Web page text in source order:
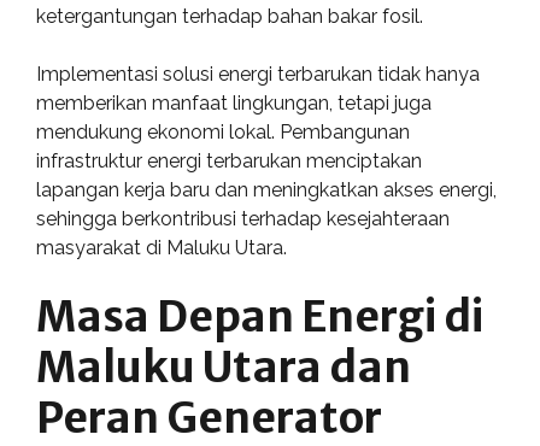
ketergantungan terhadap bahan bakar fosil.
Implementasi solusi energi terbarukan tidak hanya
memberikan manfaat lingkungan, tetapi juga
mendukung ekonomi lokal. Pembangunan
infrastruktur energi terbarukan menciptakan
lapangan kerja baru dan meningkatkan akses energi,
sehingga berkontribusi terhadap kesejahteraan
masyarakat di Maluku Utara.
Masa Depan Energi di
Maluku Utara dan
Peran Generator